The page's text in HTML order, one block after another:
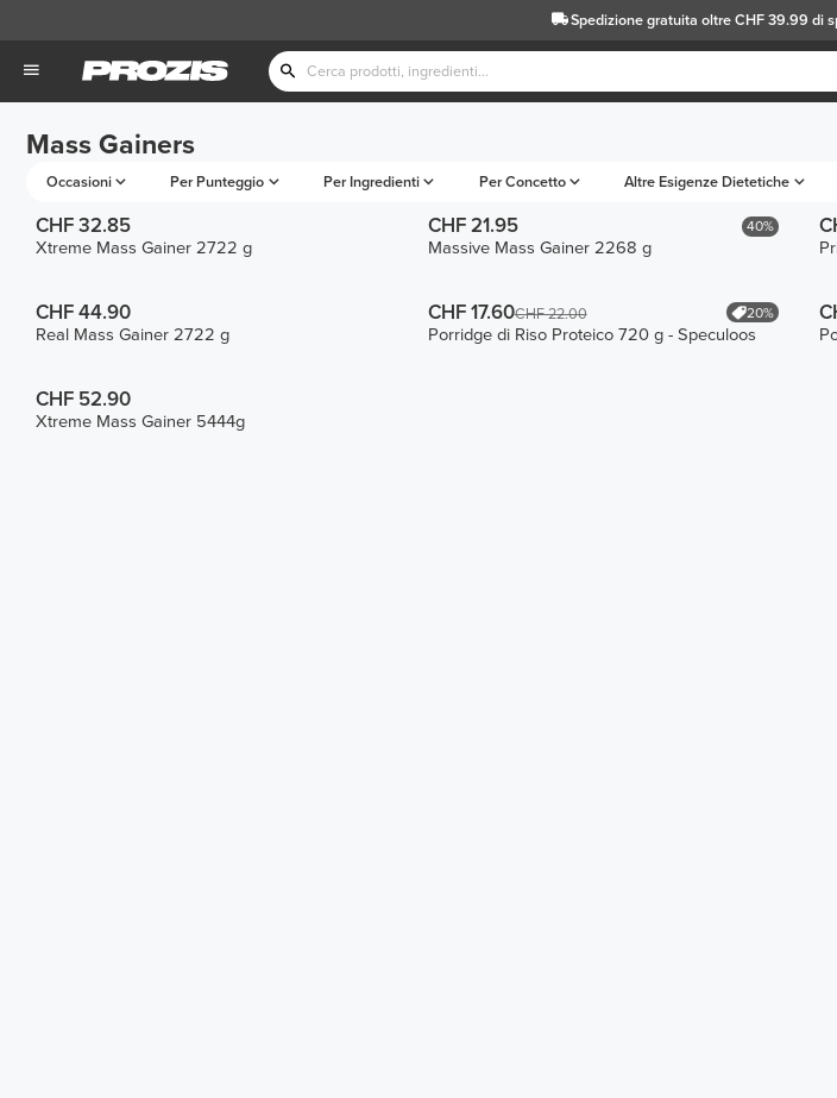
Spedizione gratuita oltre CHF 39.99 di
Mass Gainers
Occasioni Per Punteggio Per Ingredienti Per Concetto Altre Esigenze Dietetiche
CHF 32.85
Xtreme Mass Gainer 2722 g
CHF 21.95 40%
Massive Mass Gainer 2268 g
CHF 44.90
Real Mass Gainer 2722 g
CHF 17.60CHF 22.00 20%
Porridge di Riso Proteico 720 g - Speculoos
CHF 52.90
Xtreme Mass Gainer 5444g